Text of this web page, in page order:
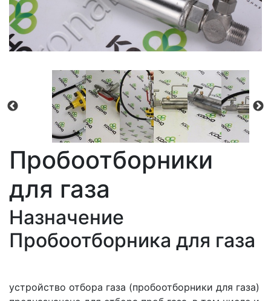
Пробоотборники
для газа
Назначение
Пробоотборника для газа
устройство отбора газа (пробоотборники для газа)